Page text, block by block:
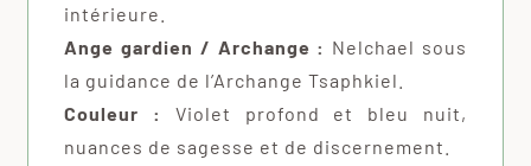
intérieure.
Ange gardien / Archange : Nelchael sous
la guidance de l’Archange Tsaphkiel.
Couleur :
Violet profond et bleu nuit,
nuances de sagesse et de discernement.